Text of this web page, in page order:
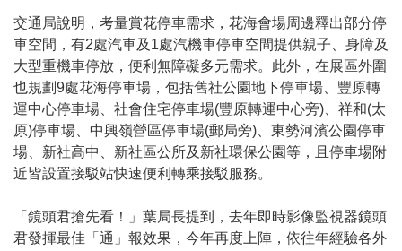
交通局說明，考量賞花停車需求，花海會場周邊釋出部分停
車空間，有2處汽車及1處汽機車停車空間提供親子、身障及
大型重機車停放，便利無障礙多元需求。此外，在展區外圍
也規劃9處花海停車場，包括舊社公園地下停車場、豐原轉
運中心停車場、社會住宅停車場(豐原轉運中心旁)、祥和(太
原)停車場、中興嶺營區停車場(郵局旁)、東勢河濱公園停車
場、新社高中、新社區公所及新社環保公園等，且停車場附
近皆設置接駁站快速便利轉乘接駁服務。
「鏡頭君搶先看！」葉局長提到，去年即時影像監視器鏡頭
君發揮最佳「通」報效果，今年再度上陣，依往年經驗各外